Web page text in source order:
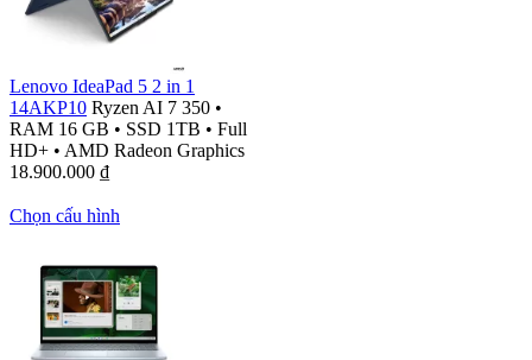
Lenovo IdeaPad 5 2 in 1
14AKP10 Ryzen AI 7 350 •
RAM 16 GB • SSD 1TB • Full
HD+ • AMD Radeon Graphics
18.900.000 ₫
Chọn cấu hình